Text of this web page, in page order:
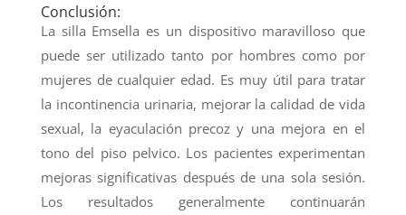
Conclusión:
La silla Emsella es un dispositivo maravilloso que
puede ser utilizado tanto por hombres como por
mujeres de cualquier edad. Es muy útil para tratar
la incontinencia urinaria, mejorar la calidad de vida
sexual, la eyaculación precoz y una mejora en el
tono del piso pelvico. Los pacientes experimentan
mejoras significativas después de una sola sesión.
Los resultados generalmente continuarán